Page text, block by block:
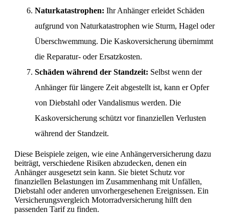
Naturkatastrophen: Ihr Anhänger erleidet Schäden
aufgrund von Naturkatastrophen wie Sturm, Hagel oder
Überschwemmung. Die Kaskoversicherung übernimmt
die Reparatur- oder Ersatzkosten.
Schäden während der Standzeit: Selbst wenn der
Anhänger für längere Zeit abgestellt ist, kann er Opfer
von Diebstahl oder Vandalismus werden. Die
Kaskoversicherung schützt vor finanziellen Verlusten
während der Standzeit.
Diese Beispiele zeigen, wie eine Anhängerversicherung dazu
beiträgt, verschiedene Risiken abzudecken, denen ein
Anhänger ausgesetzt sein kann. Sie bietet Schutz vor
finanziellen Belastungen im Zusammenhang mit Unfällen,
Diebstahl oder anderen unvorhergesehenen Ereignissen. Ein
Versicherungsvergleich Motorradversicherung hilft den
passenden Tarif zu finden.